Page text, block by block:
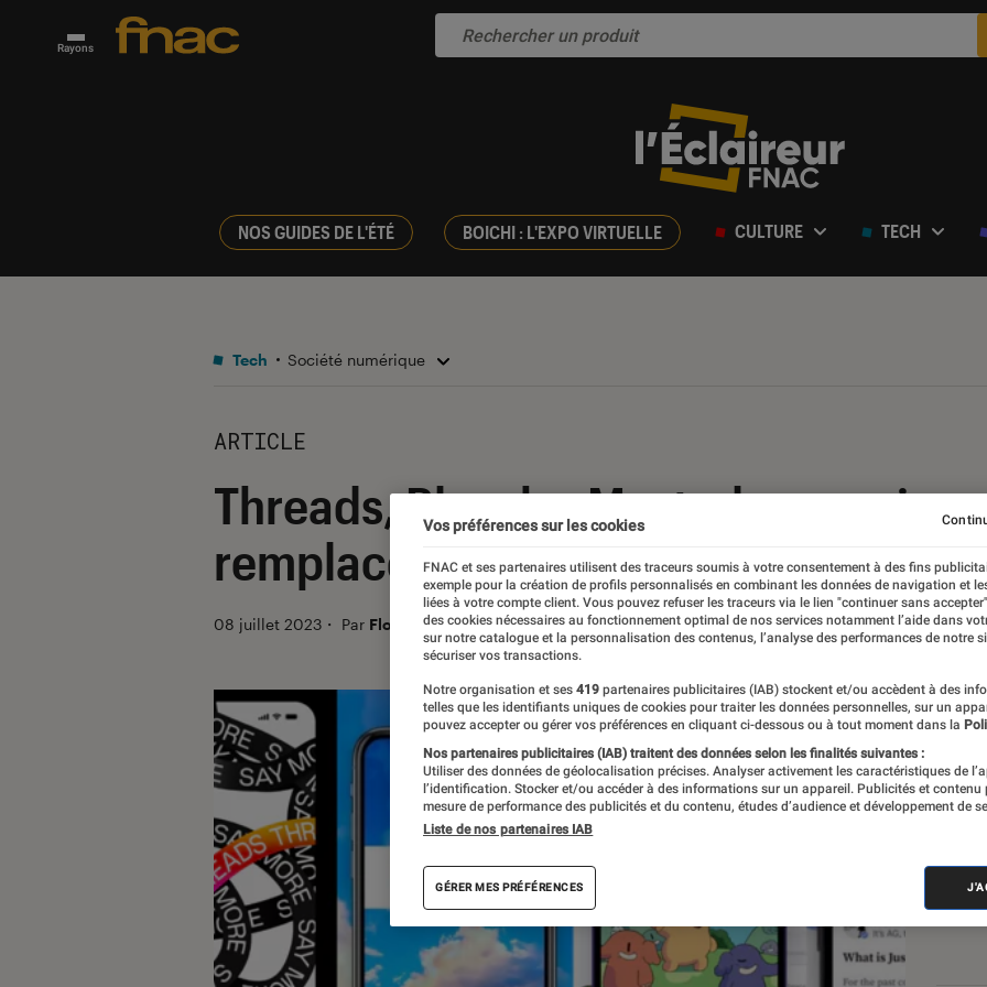
Rayons
NOS GUIDES DE L'ÉTÉ BOICHI : L'EXPO VIRTUELLE CULTURE TECH
Tech Société numérique
ARTICLE
Threads, Bluesky, Mastodon… qui
remplacer Twitter ?
08 juillet 2023 ・ Par Florence Santrot
Vos préférences sur les cookies
FNAC et ses partenaires utilisent des traceurs soumis à votre consentement à des fins
exemple pour la création de profils personnalisés en combinant les données de navigation et
liées à votre compte client. Vous pouvez refuser les traceurs via le lien "continuer sans
des cookies nécessaires au fonctionnement optimal de nos services notamment l’aide dans
sur notre catalogue et la personnalisation des contenus, l’analyse des performances de notre
sécuriser vos transactions.
Notre organisation et ses 419 partenaires publicitaires (IAB) stockent et/ou accèdent à des
telles que les identifiants uniques de cookies pour traiter les données personnelles, sur un
pouvez accepter ou gérer vos préférences en cliquant ci-dessous ou à tout moment dans la
Nos partenaires publicitaires (IAB) traitent des données selon les finalités suivantes :
Utiliser des données de géolocalisation précises. Analyser activement les caractéristiques de
l’identification. Stocker et/ou accéder à des informations sur un appareil. Publicités et contenu
mesure de performance des publicités et du contenu, études d’audience et développement de
Liste de nos partenaires IAB
GÉRER MES PRÉFÉRENCES